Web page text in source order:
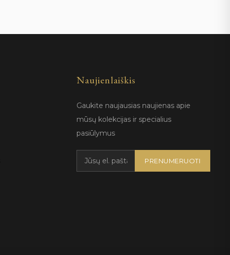
Naujienlaiškis
Gaukite naujausias naujienas apie
mūsų kolekcijas ir specialius
pasiūlymus
PRENUMERUOTI